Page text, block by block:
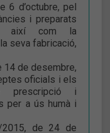
6 d’octubre, pel
i preparats
així com la
seva fabricació,
14 de desembre,
oficials i els
prescripció i
per a ús humà i
2015, de 24 de